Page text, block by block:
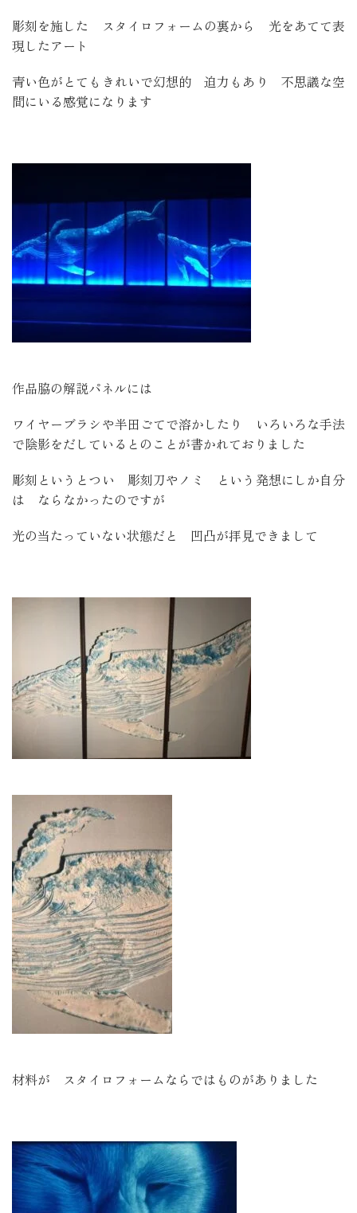
彫刻を施した スタイロフォームの裏から 光をあてて表
現したアート
青い色がとてもきれいで幻想的 迫力もあり 不思議な空
間にいる感覚になります
作品脇の解説パネルには
ワイヤーブラシや半田ごてで溶かしたり いろいろな手法
で陰影をだしているとのことが書かれておりました
彫刻というとつい 彫刻刀やノミ という発想にしか自分
は ならなかったのですが
光の当たっていない状態だと 凹凸が拝見できまして
材料が スタイロフォームならではものがありました